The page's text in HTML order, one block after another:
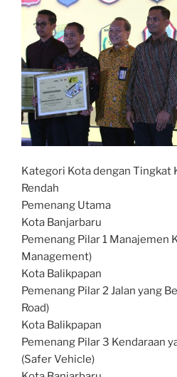
Kategori Kota dengan Tingkat
Rendah
Pemenang Utama
Kota Banjarbaru
Pemenang Pilar 1 Manajemen
Management)
Kota Balikpapan
Pemenang Pilar 2 Jalan yang
Road)
Kota Balikpapan
Pemenang Pilar 3 Kendaraan
(Safer Vehicle)